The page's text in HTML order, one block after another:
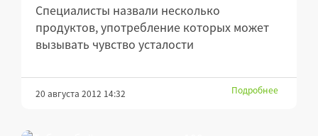
Специалисты назвали несколько
продуктов, употребление которых может
вызывать чувство усталости
20 августа 2012 14:32 Подробнее